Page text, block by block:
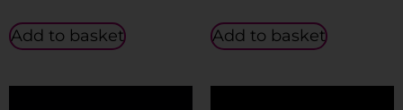
Add to basket Add to basket